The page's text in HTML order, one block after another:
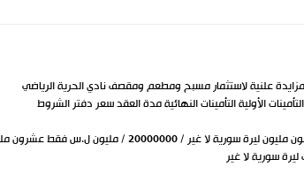
علنية لاستثمار مسبح ومطعم ومقصف نادي الحرية الرياضي
الأولية التأمينات النهائية مدة العقد سعر دفتر الشروط